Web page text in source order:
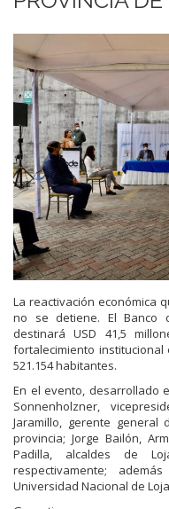
La reactivación económica
no se detiene. El Banco
destinará USD 41,5
fortalecimiento
521.154 habitantes.
En el evento, desarrollado
Sonnenholzner,
Jaramillo, gerente general
provincia; Jorge Bailón,
Padilla, alcaldes de
respectivamente;
Universidad Nacional de